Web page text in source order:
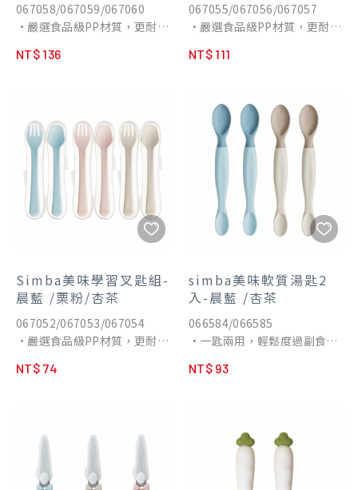
067058/067059/067060
•嚴選食品級PP材質，更耐
•整組可耐高溫100˚C，反覆
•匙端軟質素材，圓滑設計避
免碰傷。
•立體加深弧度湯汁專用匙，
液體不易外流。
•符合拿握手勢，成人餵食也
不費力。
•防汙支架可避免直接接觸桌
•附贈隨身收納盒，防止餐具
髒污。
•一體成型整支可消毒，可蒸
氣、水煮、紫外線消毒，清潔
消毒無死角。
•100%台灣製造，品質有保
障。
NT$ 136
067055/067056/067057
•嚴選食品級PP材質，更耐
•整組可耐高溫100˚C，反覆
美味，圓潤處理不傷寶寶口
•為寶寶小嘴量身打造，湯匙
•超輕！整支重量僅10g，自
主學習拿握輕盈無負擔。
•友善弧度握把，小手也好抓
面，隨手放也不沾污。
•附贈隨身收納盒，防止餐具
髒污。
•一體成型整支可消毒，可蒸
氣、水煮、紫外線消毒，清潔
消毒無死角。
•100%台灣製造，品質有保
含雙酚A&S、塑化劑、重金
NT$ 111
Simba美味學習叉匙組-
晨藍 /栗粉/杏茶
067052/067053/067054
•嚴選食品級PP材質，更耐
•整組可耐高溫100˚C，反覆
•為寶寶小嘴量身打造，湯匙
圓滑好入口。
•超輕！整支重量僅7g，自主
NT$ 74
simba美味軟質湯匙2
入-晨藍 /杏茶
066584/066585
•一匙兩用，輕鬆度過副食品
•符合寶寶嘴型大小，方便孩
•餵食勺軟質材質，不傷寶寶
口腔，學習進食更安心。
•刮泥勺背面立體凸線設計，
NT$ 93